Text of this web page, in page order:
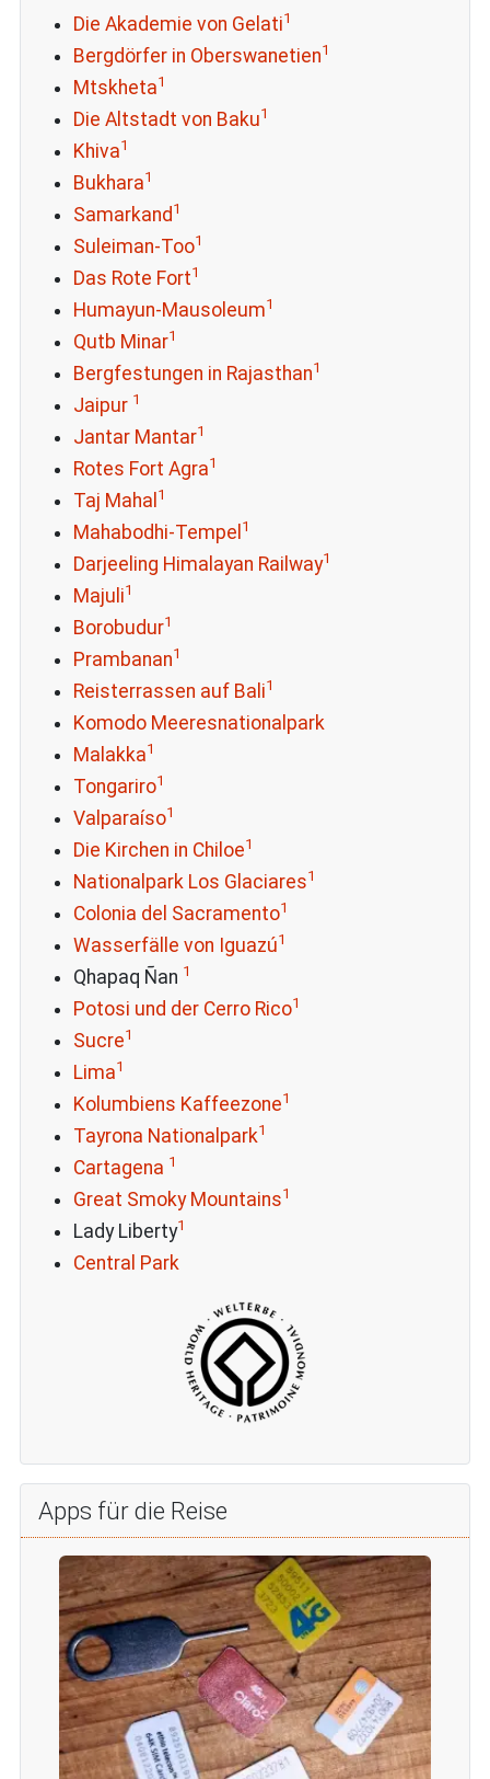
Die Akademie von Gelati1
Bergdörfer in Oberswanetien1
Mtskheta1
Die Altstadt von Baku1
Khiva1
Bukhara1
Samarkand 1
Suleiman-Too1
Das Rote Fort1
Humayun-Mausoleum1
Qutb Minar1
Bergfestungen in Rajasthan1
Jaipur 1
Jantar Mantar1
Rotes Fort Agra1
Taj Mahal 1
Mahabodhi-Tempel 1
Darjeeling Himalayan Railway1
Majuli1
Borobudur1
Prambanan1
Reisterrassen auf Bali1
Komodo Meeresnationalpark
Malakka1
Tongariro1
Valparaíso1
Die Kirchen in Chiloe1
Nationalpark Los Glaciares1
Colonia del Sacramento1
Wasserfälle von Iguazú1
Qhapaq Ñan 1
Potosi und der Cerro Rico1
Sucre1
Lima1
Kolumbiens Kaffeezone1
Tayrona Nationalpark1
Cartagena 1
Great Smoky Mountains1
Lady Liberty1
Central Park
Apps für die Reise